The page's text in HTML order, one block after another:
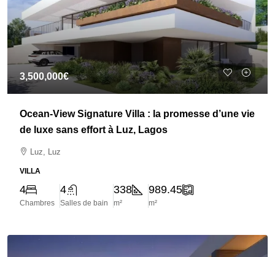
3,500,000€
Ocean-View Signature Villa : la promesse d’une vie
de luxe sans effort à Luz, Lagos
Luz, Luz
VILLA
4
Chambres
4
Salles de bain
338
m²
989.45
m²